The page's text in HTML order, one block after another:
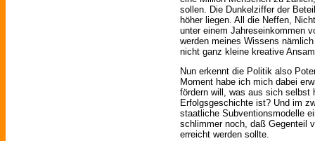
sollen. Die Dunkelziffer der
höher liegen. All die Neffen,
unter einem Jahreseinkommen
werden meines Wissens
nicht ganz kleine kreative
Nun erkennt die Politik also
Moment habe ich mich dabei
fördern will, was aus sich selbst
Erfolgsgeschichte ist? Und im
staatliche Subventionsmodelle
schlimmer noch, daß Gegenteil
erreicht werden sollte.